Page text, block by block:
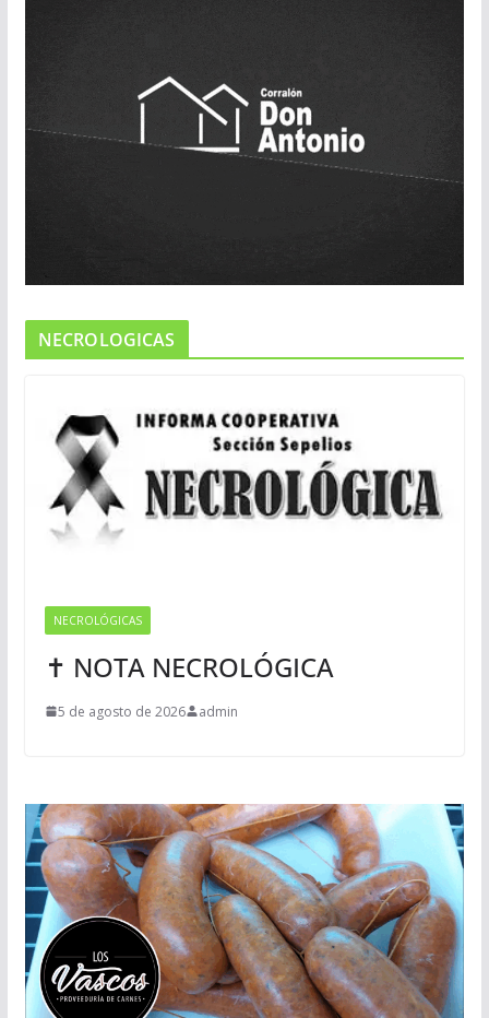
NECROLOGICAS
NECROLÓGICAS
✝ NOTA NECROLÓGICA
5 de agosto de 2026 admin